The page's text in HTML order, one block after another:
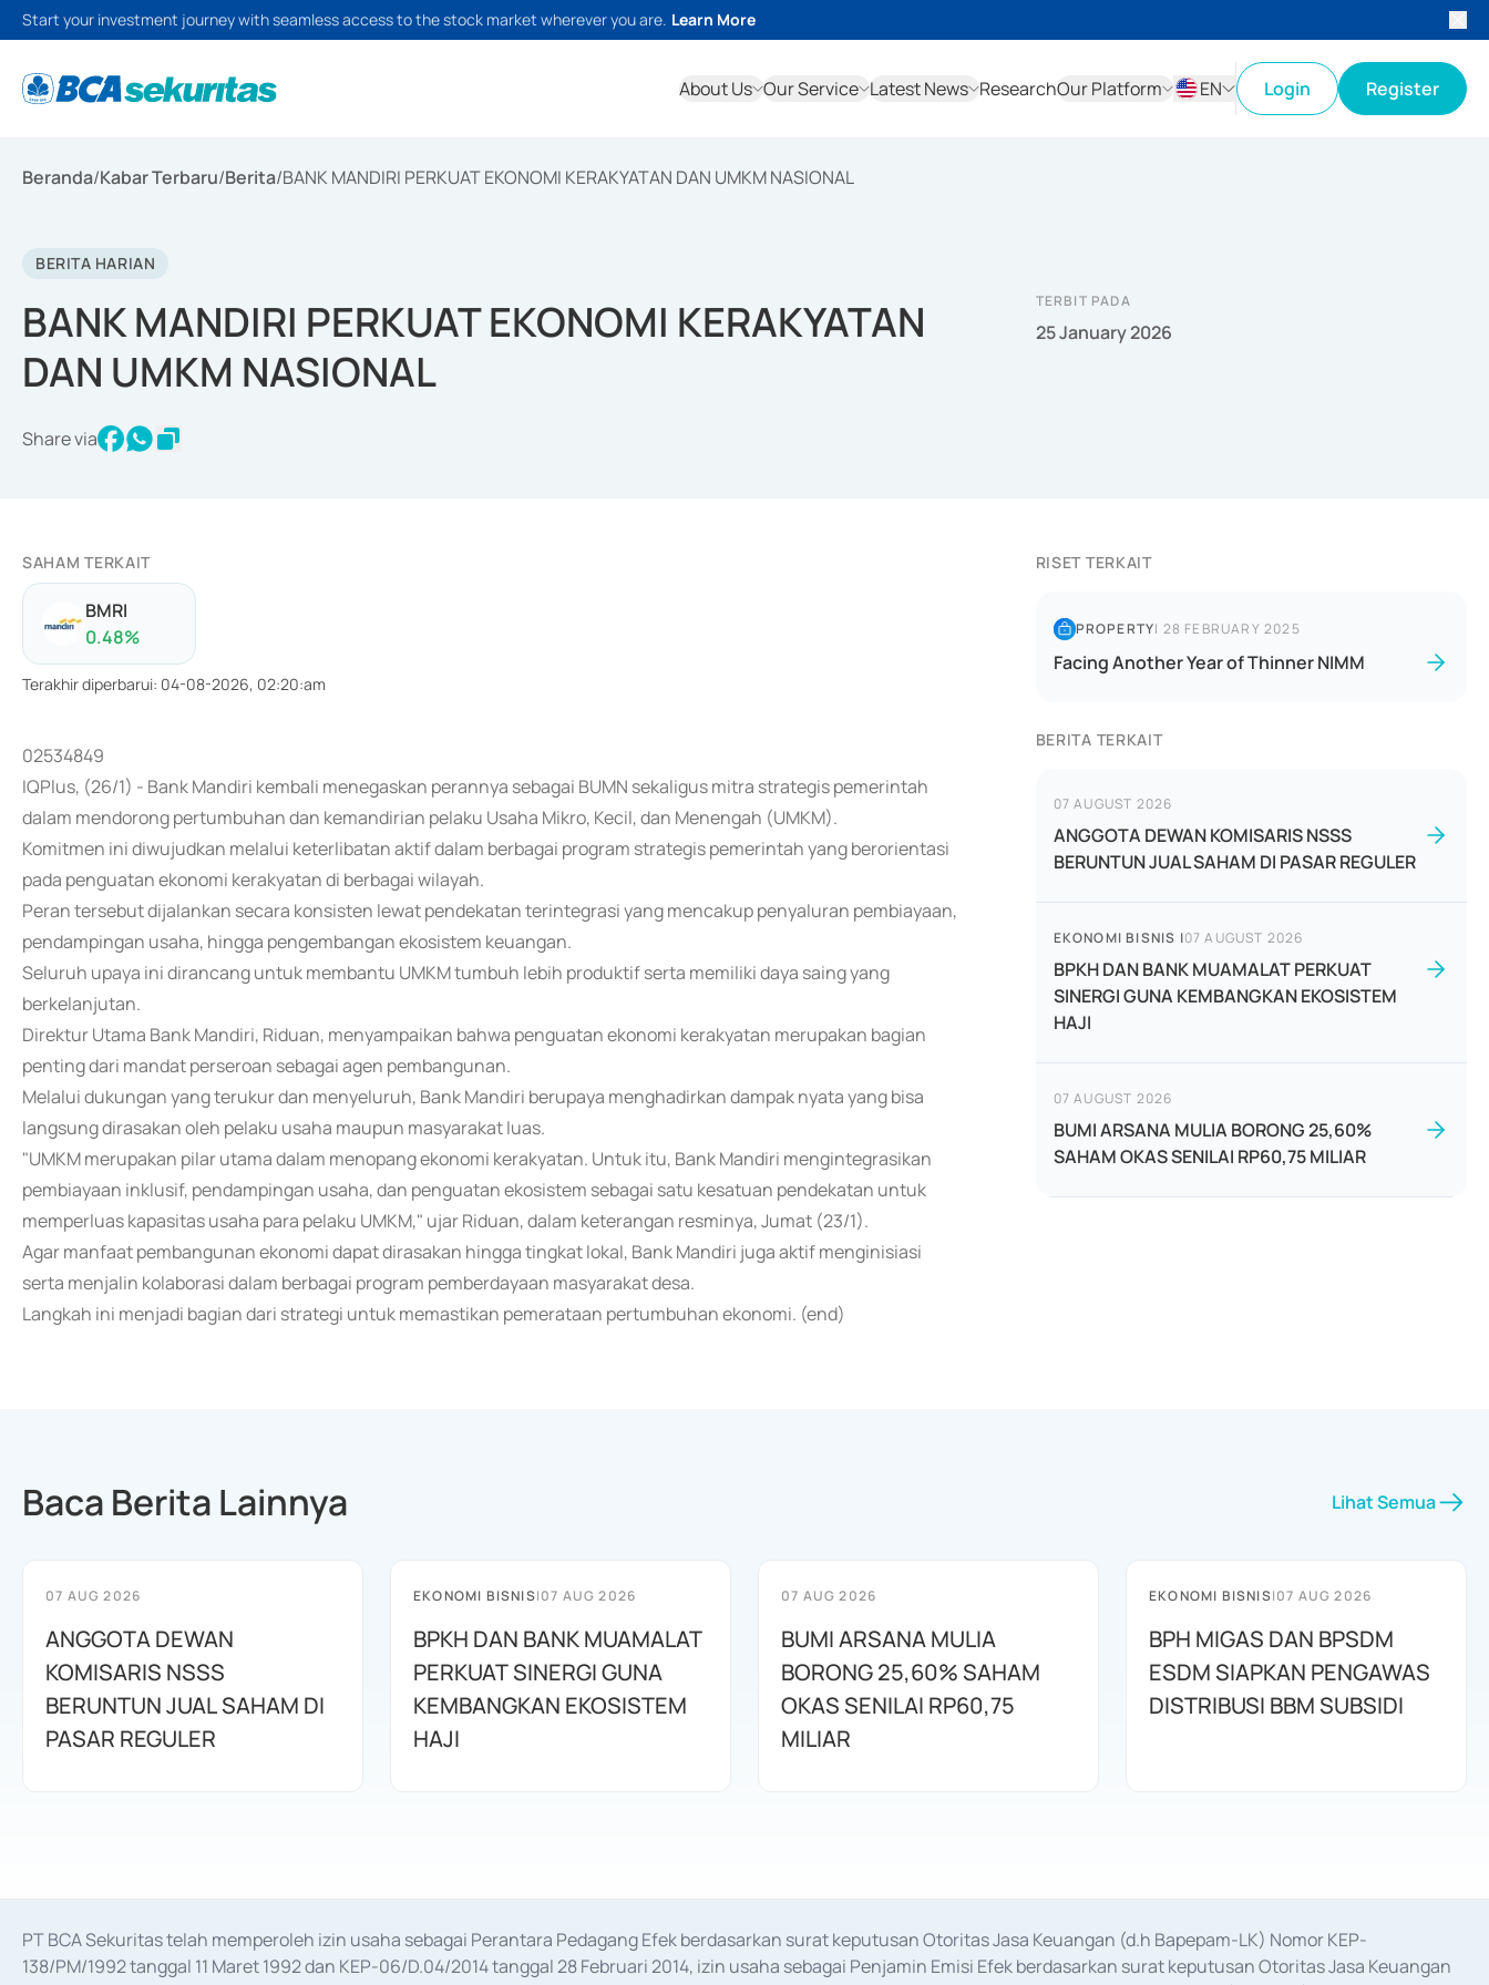
Start your investment journey with seamless access to the stock market wherever you are. Learn More
About Us Our Service Latest News ResearchOur Platform
EN
Login Register
Beranda/Kabar Terbaru/Berita/BANK MANDIRI PERKUAT EKONOMI KERAKYATAN DAN UMKM NASIONAL
BERITA HARIAN
BANK MANDIRI PERKUAT EKONOMI KERAKYATAN
DAN UMKM NASIONAL
Share via
TERBIT PADA
25 January 2026
SAHAM TERKAIT
BMRI
0.48%
Terakhir diperbarui: 04-08-2026, 02:20:am
02534849
IQPlus, (26/1) - Bank Mandiri kembali menegaskan perannya sebagai BUMN sekaligus mitra strategis pemerintah
dalam mendorong pertumbuhan dan kemandirian pelaku Usaha Mikro, Kecil, dan Menengah (UMKM).
Komitmen ini diwujudkan melalui keterlibatan aktif dalam berbagai program strategis pemerintah yang berorientasi
pada penguatan ekonomi kerakyatan di berbagai wilayah.
Peran tersebut dijalankan secara konsisten lewat pendekatan terintegrasi yang mencakup penyaluran pembiayaan,
pendampingan usaha, hingga pengembangan ekosistem keuangan.
Seluruh upaya ini dirancang untuk membantu UMKM tumbuh lebih produktif serta memiliki daya saing yang
berkelanjutan.
Direktur Utama Bank Mandiri, Riduan, menyampaikan bahwa penguatan ekonomi kerakyatan merupakan bagian
penting dari mandat perseroan sebagai agen pembangunan.
Melalui dukungan yang terukur dan menyeluruh, Bank Mandiri berupaya menghadirkan dampak nyata yang bisa
langsung dirasakan oleh pelaku usaha maupun masyarakat luas.
"UMKM merupakan pilar utama dalam menopang ekonomi kerakyatan. Untuk itu, Bank Mandiri mengintegrasikan
pembiayaan inklusif, pendampingan usaha, dan penguatan ekosistem sebagai satu kesatuan pendekatan untuk
memperluas kapasitas usaha para pelaku UMKM," ujar Riduan, dalam keterangan resminya, Jumat (23/1).
Agar manfaat pembangunan ekonomi dapat dirasakan hingga tingkat lokal, Bank Mandiri juga aktif menginisiasi
serta menjalin kolaborasi dalam berbagai program pemberdayaan masyarakat desa.
Langkah ini menjadi bagian dari strategi untuk memastikan pemerataan pertumbuhan ekonomi. (end)
RISET TERKAIT
PROPERTY| 28 FEBRUARY 2025
Facing Another Year of Thinner NIMM
BERITA TERKAIT
07 AUGUST 2026
ANGGOTA DEWAN KOMISARIS NSSS
BERUNTUN JUAL SAHAM DI PASAR REGULER
EKONOMI BISNIS |07 AUGUST 2026
BPKH DAN BANK MUAMALAT PERKUAT
SINERGI GUNA KEMBANGKAN EKOSISTEM
HAJI
07 AUGUST 2026
BUMI ARSANA MULIA BORONG 25,60%
SAHAM OKAS SENILAI RP60,75 MILIAR
Baca Berita Lainnya Lihat Semua
07 AUG 2026
ANGGOTA DEWAN
KOMISARIS NSSS
BERUNTUN JUAL SAHAM DI
PASAR REGULER
EKONOMI BISNIS|07 AUG 2026
BPKH DAN BANK MUAMALAT
PERKUAT SINERGI GUNA
KEMBANGKAN EKOSISTEM
HAJI
07 AUG 2026
BUMI ARSANA MULIA
BORONG 25,60% SAHAM
OKAS SENILAI RP60,75
MILIAR
EKONOMI BISNIS|07 AUG 2026
BPH MIGAS DAN BPSDM
ESDM SIAPKAN PENGAWAS
DISTRIBUSI BBM SUBSIDI
PT BCA Sekuritas telah memperoleh izin usaha sebagai Perantara Pedagang Efek berdasarkan surat keputusan Otoritas Jasa Keuangan (d.h Bapepam-LK) Nomor KEP-
138/PM/1992 tanggal 11 Maret 1992 dan KEP-06/D.04/2014 tanggal 28 Februari 2014, izin usaha sebagai Penjamin Emisi Efek berdasarkan surat keputusan Otoritas Jasa Keuangan